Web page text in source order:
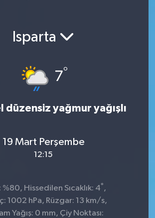
Isparta
7°
düzensiz yağmur yağışlı
19 Mart Perşembe
12:15
%80, Hissedilen Sıcaklık: 4° ,
1002 hPa, Rüzgar: 13 km/s,
Yağış: 0 mm, Çiy Noktası: